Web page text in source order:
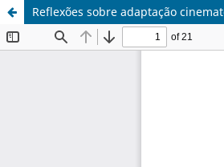
Reflexões sobre adaptação